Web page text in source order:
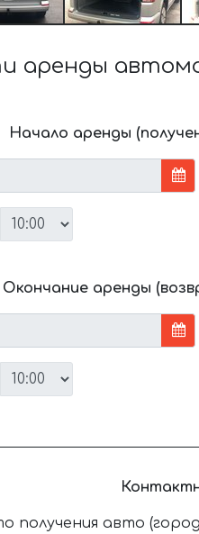
аренды
Начало аренды
Окончание аренды
получения авто